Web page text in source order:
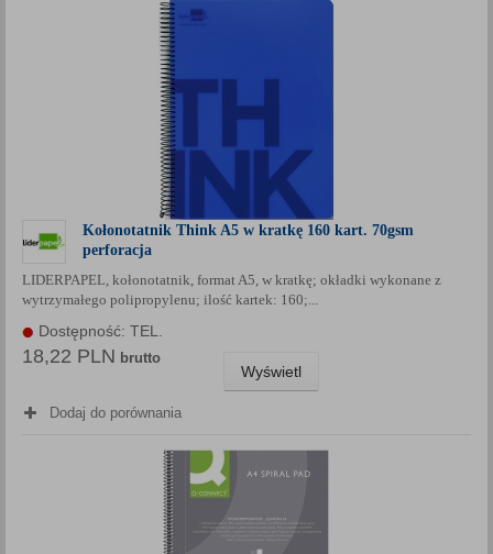
Kołonotatnik Think A5 w kratkę 160 kart. 70gsm
perforacja
LIDERPAPEL, kołonotatnik, format A5, w kratkę; okładki wykonane z
wytrzymałego polipropylenu; ilość kartek: 160;...
Dostępność: TEL.
18,22 PLN brutto
Wyświetl
Dodaj do porównania